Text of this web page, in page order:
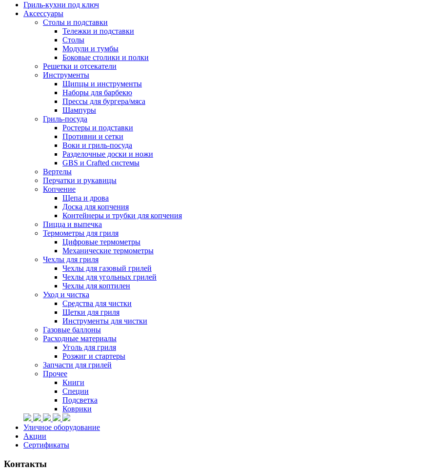
Гриль-кухни под ключ
Аксессуары
Столы и подставки
Тележки и подставки
Столы
Модули и тумбы
Боковые столики и полки
Решетки и отсекатели
Инструменты
Щипцы и инструменты
Наборы для барбекю
Прессы для бургера/мяса
Шампуры
Гриль-посуда
Ростеры и подставки
Противни и сетки
Воки и гриль-посуда
Разделочные доски и ножи
GBS и Crafted системы
Вертелы
Перчатки и рукавицы
Копчение
Щепа и дрова
Доска для копчения
Контейнеры и трубки для копчения
Пицца и выпечка
Термометры для гриля
Цифровые термометры
Механические термометры
Чехлы для гриля
Чехлы для газовый грилей
Чехлы для угольных грилей
Чехлы для коптилен
Уход и чистка
Средства для чистки
Щетки для гриля
Инструменты для чистки
Газовые баллоны
Расходные материалы
Уголь для гриля
Розжиг и стартеры
Запчасти для грилей
Прочее
Книги
Специи
Подсветка
Коврики
Уличное оборудование
Акции
Сертификаты
Контакты